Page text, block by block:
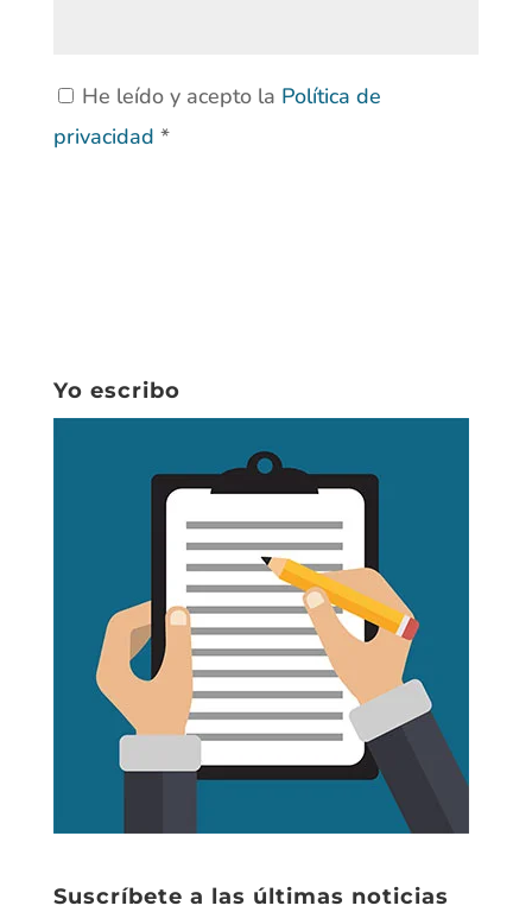
He leído y acepto la Política de
privacidad *
Yo escribo
Suscríbete a las últimas noticias